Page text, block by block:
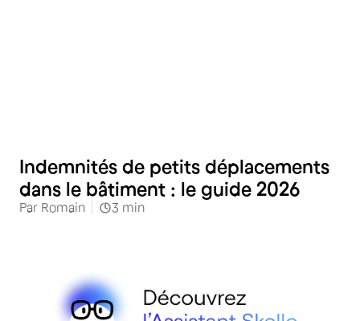
Indemnités de petits déplacements
dans le bâtiment : le guide 2026
Par Romain 3 min